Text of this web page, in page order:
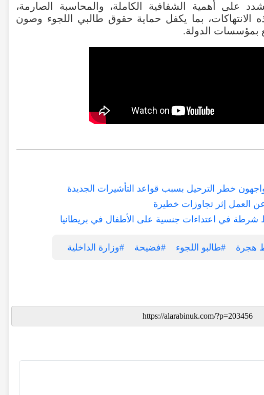
على أهمية الشفافية الكاملة، والمحاسبة الصارمة،
بما يكفل حماية حقوق طالبي اللجوء وصون
بمؤسسات الدولة.
خطر الترحيل بسبب قواعد التأشيرات الجديدة
في اعتداءات جنسية على الأطفال في بريطانيا
هجرة #طالبو اللجوء #فضيحة #وزارة الداخلية